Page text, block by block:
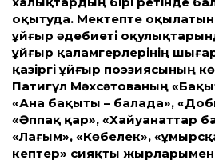
оқытуда. Мектепте оқылатын
ұйғыр әдебиеті
ұйғыр қаламгерлерінің
қазіргі ұйғыр поэзиясының
Патигүл Мәхсәтованың
«Ана бақыты – балада»,
«Әппақ қар», «Хайуанат­тар
«Лағым», «Көбелек»,
кептер» сияқты